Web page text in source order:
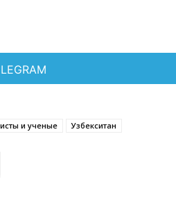
и ученые Узбекситан